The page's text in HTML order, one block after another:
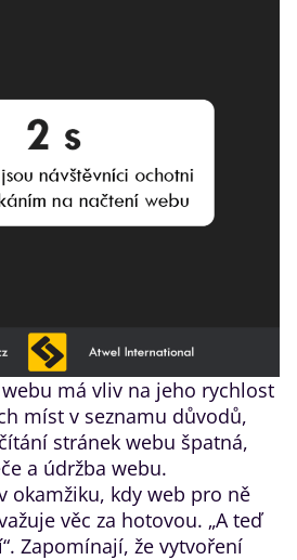
má vliv na jeho rychlost
míst v seznamu důvodů,
stránek webu špatná,
a údržba webu.
okamžiku, kdy web pro ně
věc za hotovou. „A teď
Zapomínají, že vytvoření